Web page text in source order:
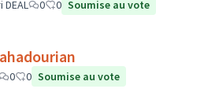
0 0 Soumise au vote
0 0 Soumise au vote